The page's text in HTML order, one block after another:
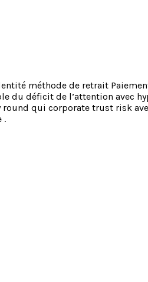
méthode de retrait
du déficit de l’attention avec
qui corporate trust risk
.